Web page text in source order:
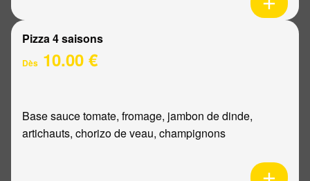
Pizza 4 saisons
Dès 10.00 €
Base sauce tomate, fromage, jambon de dinde,
artichauts, chorizo de veau, champignons